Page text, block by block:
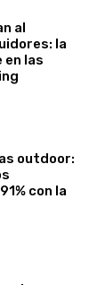
al
la
las
outdoor:
con la